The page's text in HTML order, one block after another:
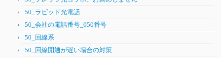
50_ラピッド光電話
50_会社の電話番号_050番号
50_回線系
50_回線開通が遅い場合の対策